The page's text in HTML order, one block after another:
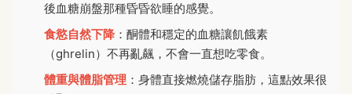
後血糖崩盤那種昏昏欲睡的感覺。
食慾自然下降 ：酮體和穩定的血糖讓飢餓素
（ghrelin）不再亂飆，不會一直想吃零食。
體重與體脂管理 ：身體直接燃燒儲存脂肪，這點效果很